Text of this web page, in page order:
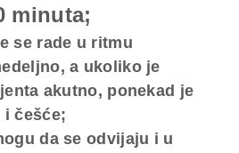
minuta;
se rade u ritmu
a ukoliko je
akutno, ponekad je
i češće;
da se odvijaju i u